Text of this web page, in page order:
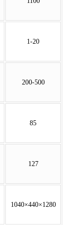
1-20
200-500
85
127
1040×440×1280